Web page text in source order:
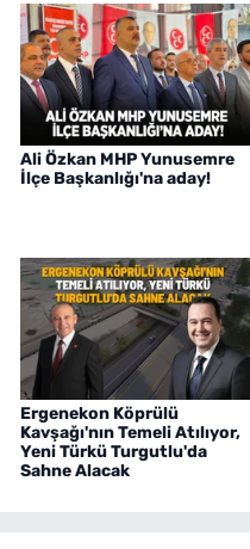
Ali Özkan MHP Yunusemre
İlçe Başkanlığı'na aday!
Ergenekon Köprülü
Kavşağı'nın Temeli Atılıyor,
Yeni Türkü Turgutlu'da
Sahne Alacak